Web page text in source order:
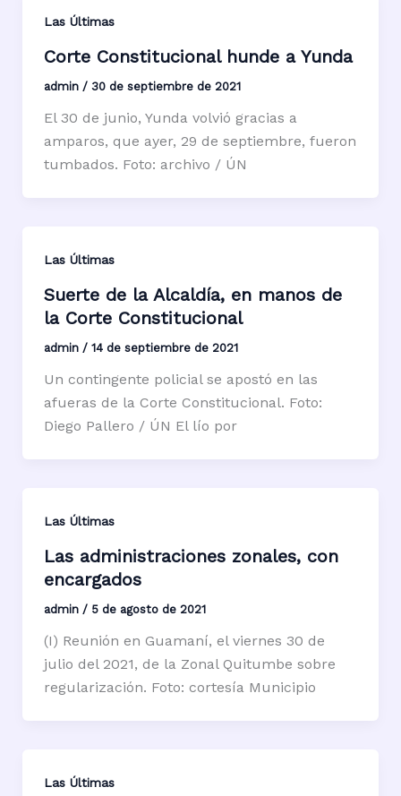
Las Últimas
Corte Constitucional hunde a Yunda
admin / 30 de septiembre de 2021
El 30 de junio, Yunda volvió gracias a
amparos, que ayer, 29 de septiembre, fueron
tumbados. Foto: archivo / ÚN
Las Últimas
Suerte de la Alcaldía, en manos de
la Corte Constitucional
admin / 14 de septiembre de 2021
Un contingente policial se apostó en las
afueras de la Corte Constitucional. Foto:
Diego Pallero / ÚN El lío por
Las Últimas
Las administraciones zonales, con
encargados
admin / 5 de agosto de 2021
(I) Reunión en Guamaní, el viernes 30 de
julio del 2021, de la Zonal Quitumbe sobre
regularización. Foto: cortesía Municipio
Las Últimas